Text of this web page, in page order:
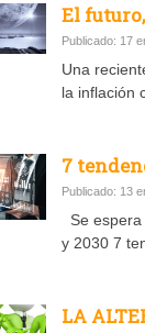
El
Publicado: 17
Una
la inflación
7
Publicado: 13
Se
y 2030 7
LA